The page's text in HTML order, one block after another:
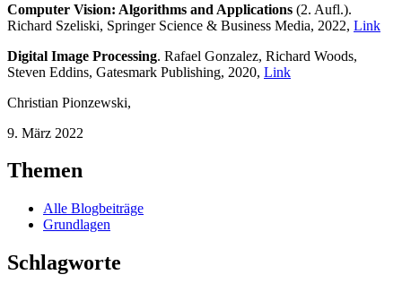
Computer Vision: Algorithms and Applications (2. Aufl.).
Richard Szeliski, Springer Science & Business Media, 2022, Link
Digital Image Processing. Rafael Gonzalez, Richard Woods,
Steven Eddins, Gatesmark Publishing, 2020, Link
Christian Pionzewski,
9. März 2022
Themen
Alle Blogbeiträge
Grundlagen
Schlagworte